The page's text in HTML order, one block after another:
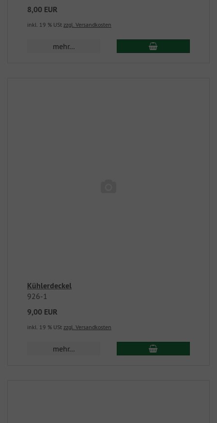
8,00 EUR
inkl. 19 % USt zzgl. Versandkosten
mehr...
Kühlerdeckel
926-1
9,00 EUR
inkl. 19 % USt zzgl. Versandkosten
mehr...